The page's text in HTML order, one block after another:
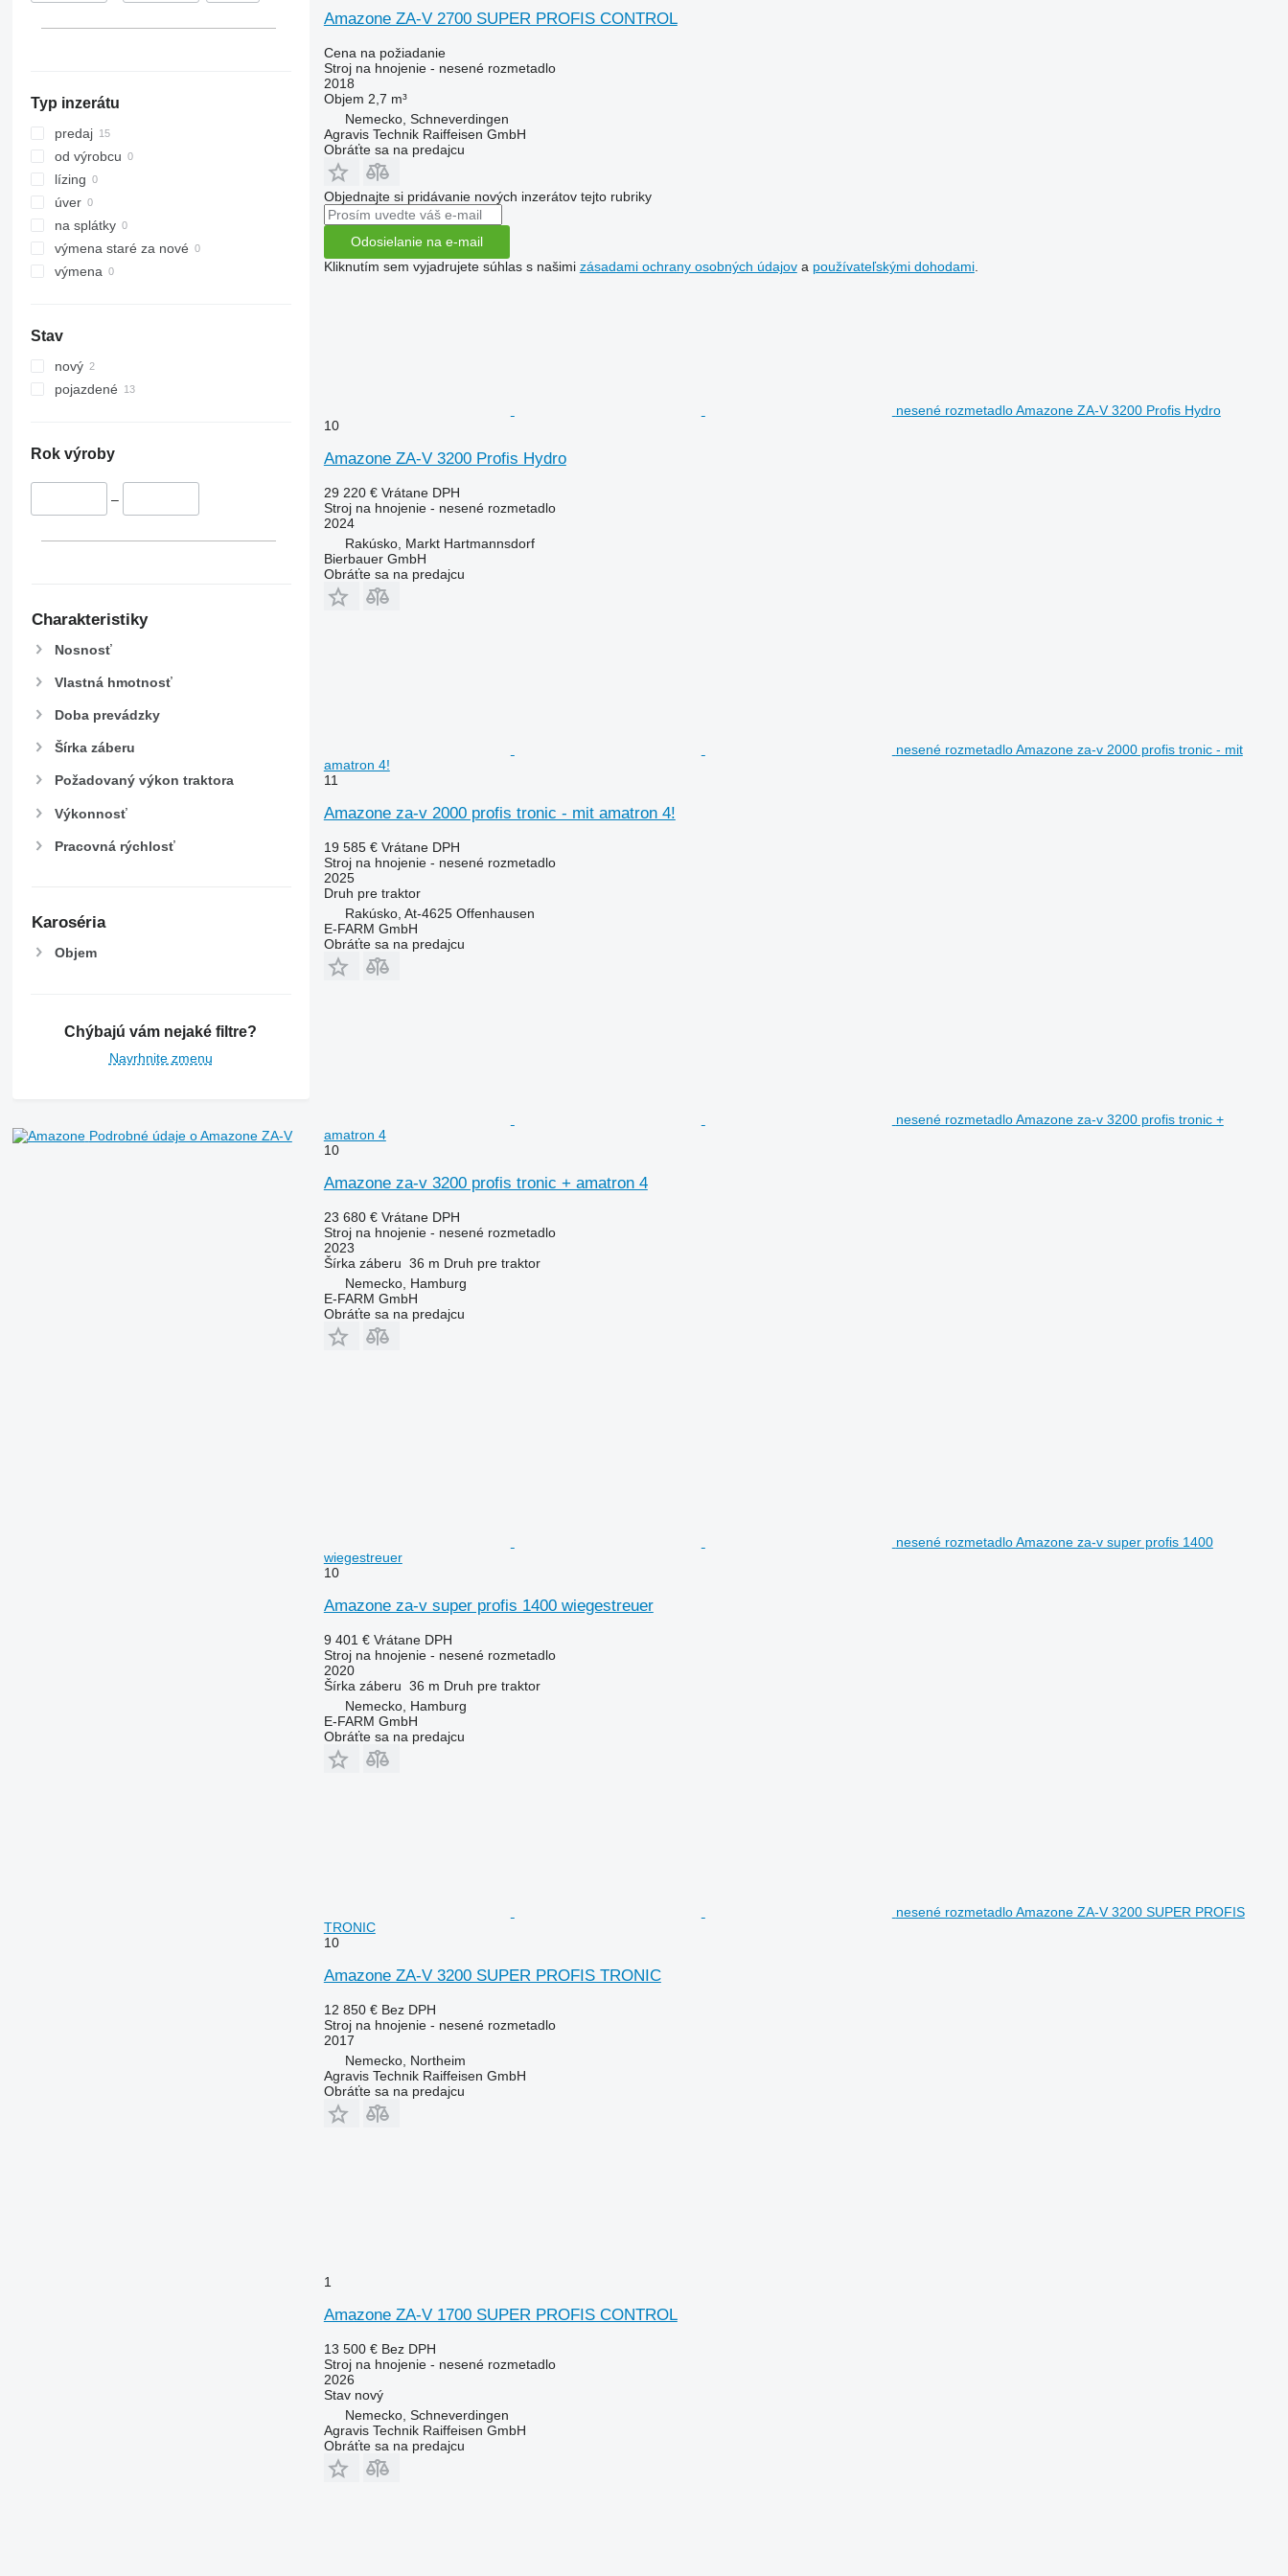
Typ inzerátu
predaj
od výrobcu
lízing
úver
na splátky
výmena staré za nové
výmena
Stav
nový
pojazdené
Rok výroby
–
Charakteristiky
Nosnosť
Vlastná hmotnosť
Doba prevádzky
Šírka záberu
Požadovaný výkon traktora
Výkonnosť
Pracovná rýchlosť
Karoséria
Objem
Chýbajú vám nejaké filtre?
Navrhnite zmenu
Podrobné údaje o Amazone ZA-V
Amazone ZA-V 2700 SUPER PROFIS CONTROL
Cena na požiadanie
Stroj na hnojenie - nesené rozmetadlo
2018
Objem 2,7 m³
Nemecko, Schneverdingen
Agravis Technik Raiffeisen GmbH
Obráťte sa na predajcu
Objednajte si pridávanie nových inzerátov tejto rubriky
Odosielanie na e-mail
Kliknutím sem vyjadrujete súhlas s našimi zásadami ochrany osobných údajova používateľskými dohodami.
nesené rozmetadlo Amazone ZA-V 3200 Profis Hydro
10
Amazone ZA-V 3200 Profis Hydro
29 220 € Vrátane DPH
Stroj na hnojenie - nesené rozmetadlo
2024
Rakúsko, Markt Hartmannsdorf
Bierbauer GmbH
Obráťte sa na predajcu
nesené rozmetadlo Amazone za-v 2000 profis tronic - mit
amatron 4!
11
Amazone za-v 2000 profis tronic - mit amatron 4!
19 585 € Vrátane DPH
Stroj na hnojenie - nesené rozmetadlo
2025
Druh pre traktor
Rakúsko, At-4625 Offenhausen
E-FARM GmbH
Obráťte sa na predajcu
nesené rozmetadlo Amazone za-v 3200 profis tronic +
amatron 4
10
Amazone za-v 3200 profis tronic + amatron 4
23 680 € Vrátane DPH
Stroj na hnojenie - nesené rozmetadlo
2023
Šírka záberu 36 m Druh pre traktor
Nemecko, Hamburg
E-FARM GmbH
Obráťte sa na predajcu
nesené rozmetadlo Amazone za-v super profis 1400
wiegestreuer
10
Amazone za-v super profis 1400 wiegestreuer
9 401 € Vrátane DPH
Stroj na hnojenie - nesené rozmetadlo
2020
Šírka záberu 36 m Druh pre traktor
Nemecko, Hamburg
E-FARM GmbH
Obráťte sa na predajcu
nesené rozmetadlo Amazone ZA-V 3200 SUPER PROFIS
TRONIC
10
Amazone ZA-V 3200 SUPER PROFIS TRONIC
12 850 € Bez DPH
Stroj na hnojenie - nesené rozmetadlo
2017
Nemecko, Northeim
Agravis Technik Raiffeisen GmbH
Obráťte sa na predajcu
1
Amazone ZA-V 1700 SUPER PROFIS CONTROL
13 500 € Bez DPH
Stroj na hnojenie - nesené rozmetadlo
2026
Stavnový
Nemecko, Schneverdingen
Agravis Technik Raiffeisen GmbH
Obráťte sa na predajcu